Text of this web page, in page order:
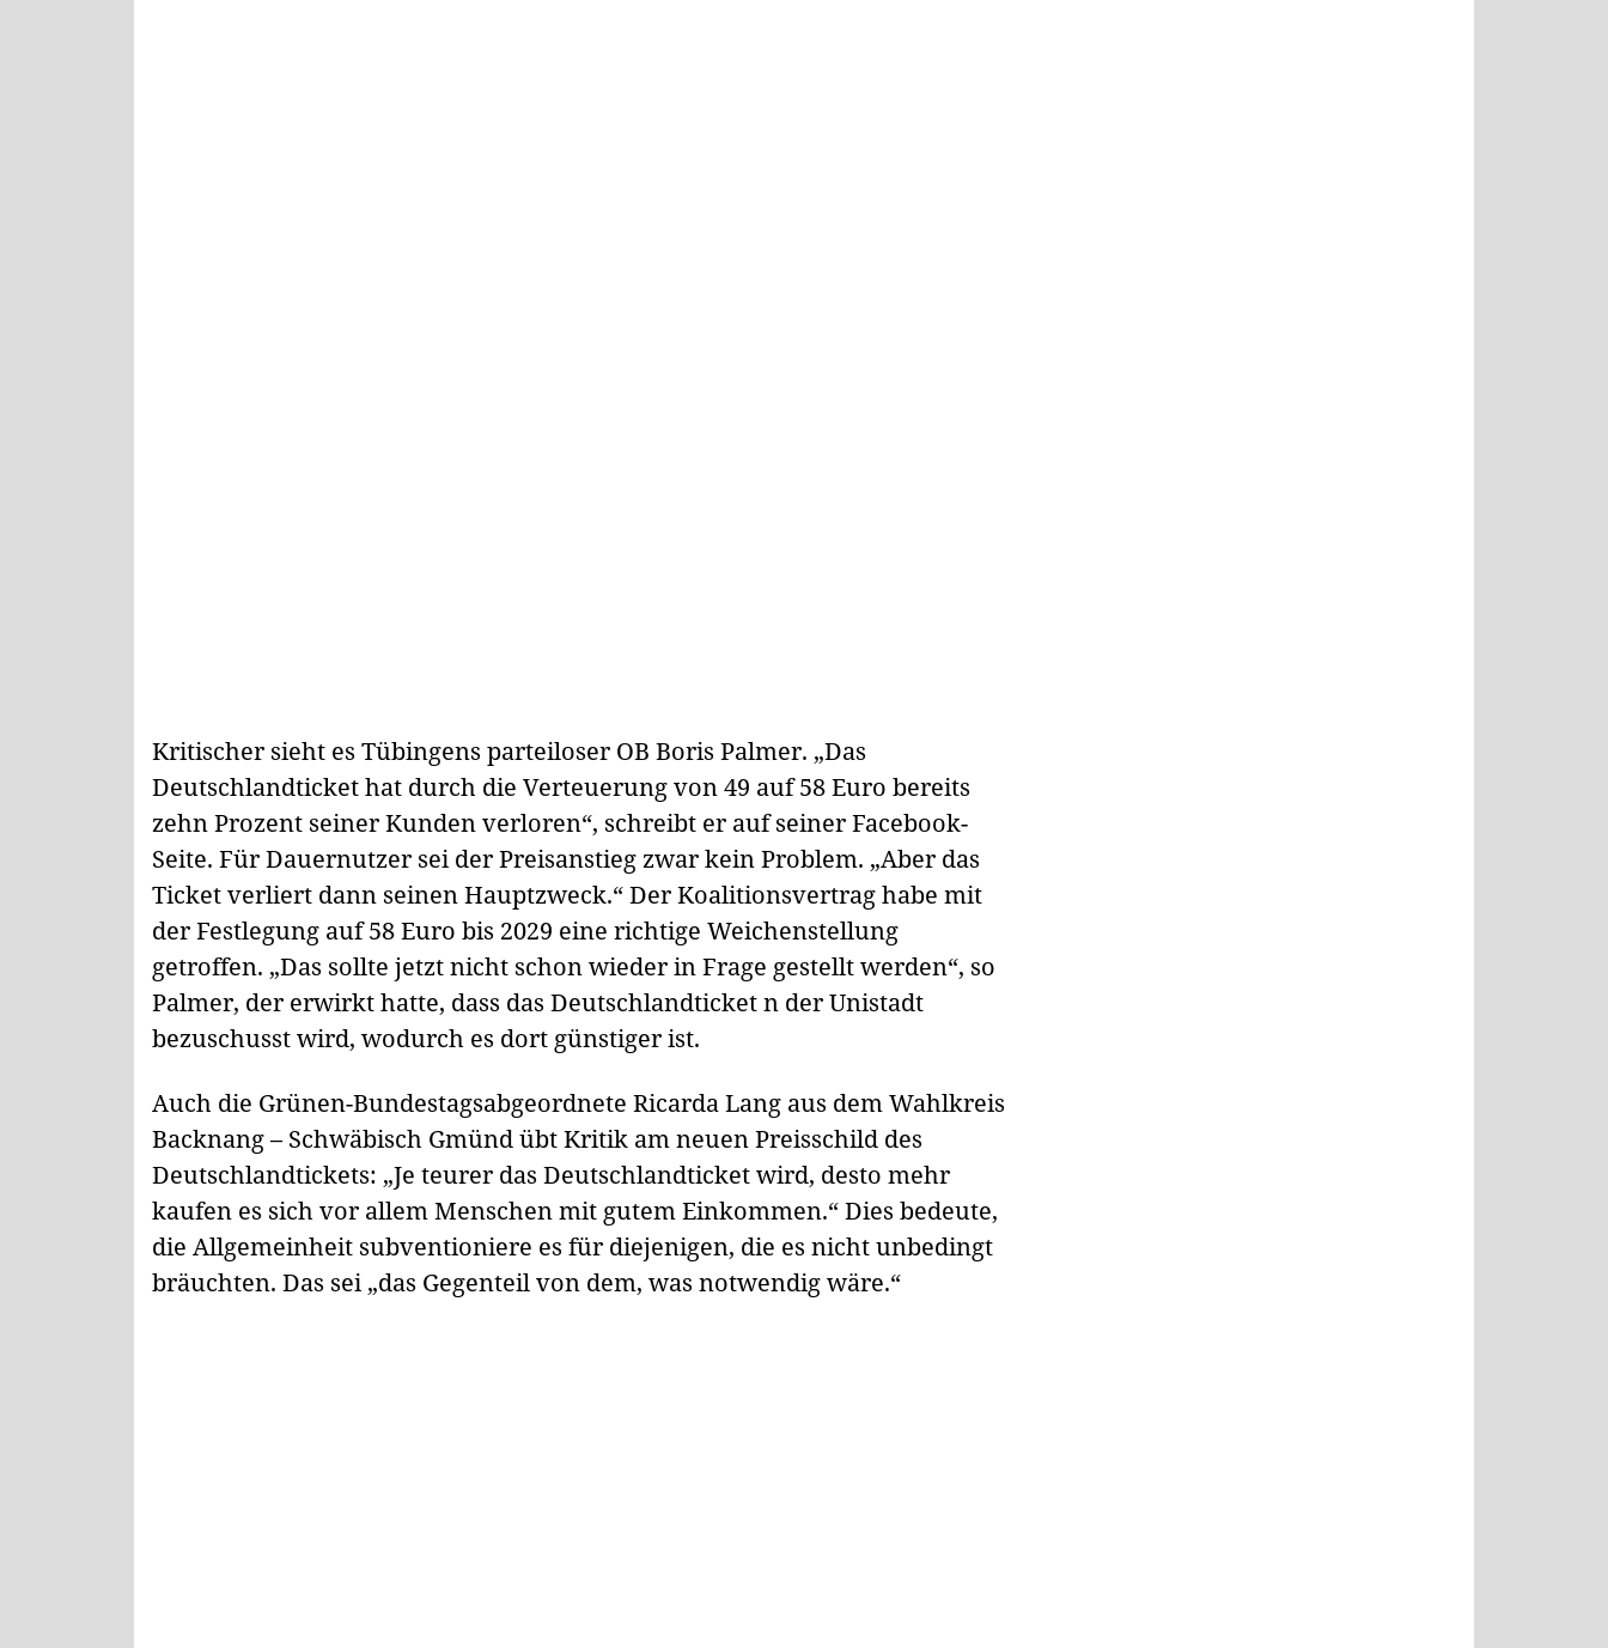
Kritischer sieht es Tübingens parteiloser OB Boris Palmer. „Das
Deutschlandticket hat durch die Verteuerung von 49 auf 58 Euro bereits
zehn Prozent seiner Kunden verloren“, schreibt er auf seiner Facebook-
Seite. Für Dauernutzer sei der Preisanstieg zwar kein Problem. „Aber das
Ticket verliert dann seinen Hauptzweck.“ Der Koalitionsvertrag habe mit
der Festlegung auf 58 Euro bis 2029 eine richtige Weichenstellung
getroffen. „Das sollte jetzt nicht schon wieder in Frage gestellt werden“, so
Palmer, der erwirkt hatte, dass das Deutschlandticket n der Unistadt
bezuschusst wird, wodurch es dort günstiger ist.
Auch die Grünen-Bundestagsabgeordnete Ricarda Lang aus dem Wahlkreis
Backnang – Schwäbisch Gmünd übt Kritik am neuen Preisschild des
Deutschlandtickets: „Je teurer das Deutschlandticket wird, desto mehr
kaufen es sich vor allem Menschen mit gutem Einkommen.“ Dies bedeute,
die Allgemeinheit subventioniere es für diejenigen, die es nicht unbedingt
bräuchten. Das sei „das Gegenteil von dem, was notwendig wäre.“